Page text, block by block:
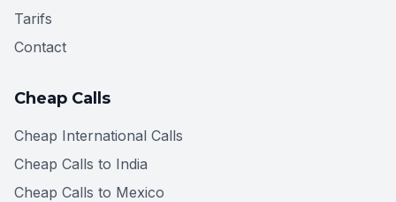
Tarifs
Contact
Cheap Calls
Cheap International Calls
Cheap Calls to India
Cheap Calls to Mexico